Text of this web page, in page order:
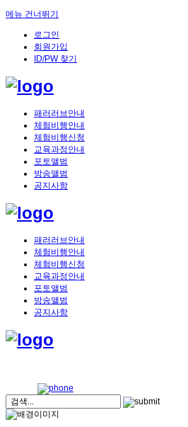
메뉴 건너뛰기
로그인
회원가입
ID/PW 찾기
패러러브안내
체험비행안내
체험비행신청
교육과정안내
포토앨범
방송앨범
공지사항
패러러브안내
체험비행안내
체험비행신청
교육과정안내
포토앨범
방송앨범
공지사항